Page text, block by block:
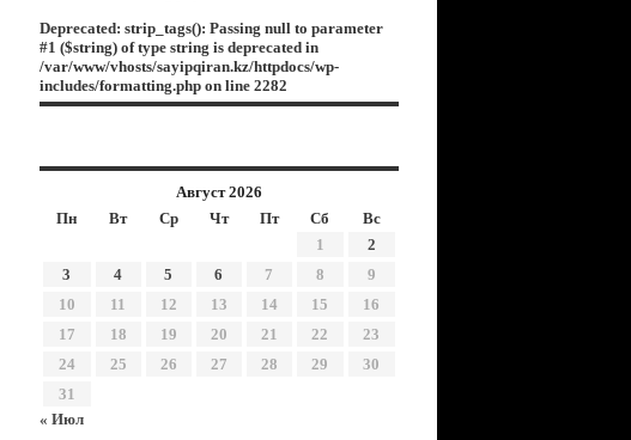
Deprecated: strip_tags(): Passing null to parameter
#1 ($string) of type string is deprecated in
/var/www/vhosts/sayipqiran.kz/httpdocs/wp-
includes/formatting.phpon line 2282
Август 2026
Пн
Вт Ср Чт Пт Сб
Вс
1
2
3
4 5 6 7 8
9
10
11 12 13 14 15
16
17
18 19 20 21 22
23
24
25 26 27 28 29
30
31
« Июл